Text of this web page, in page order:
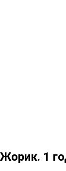
Жорик. 1